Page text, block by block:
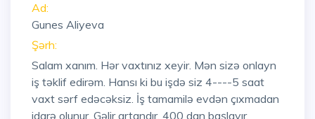
Ad:
Gunes Aliyeva
Şərh:
Salam xanım. Hər vaxtınız xeyir. Mən sizə onlayn
iş təklif edirəm. Hansı ki bu işdə siz 4----5 saat
vaxt sərf edəcəksiz. İş tamamilə evdən çıxmadan
idarə olunur. Gəlir artandır. 400 dan başlayır.